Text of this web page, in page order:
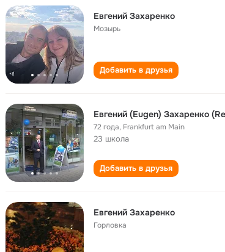
Евгений Захаренко
Мозырь
Добавить в друзья
Евгений (Eugen) Захаренко
72 года, Frankfurt am Main
23 школа
Добавить в друзья
Евгений Захаренко
Горловка